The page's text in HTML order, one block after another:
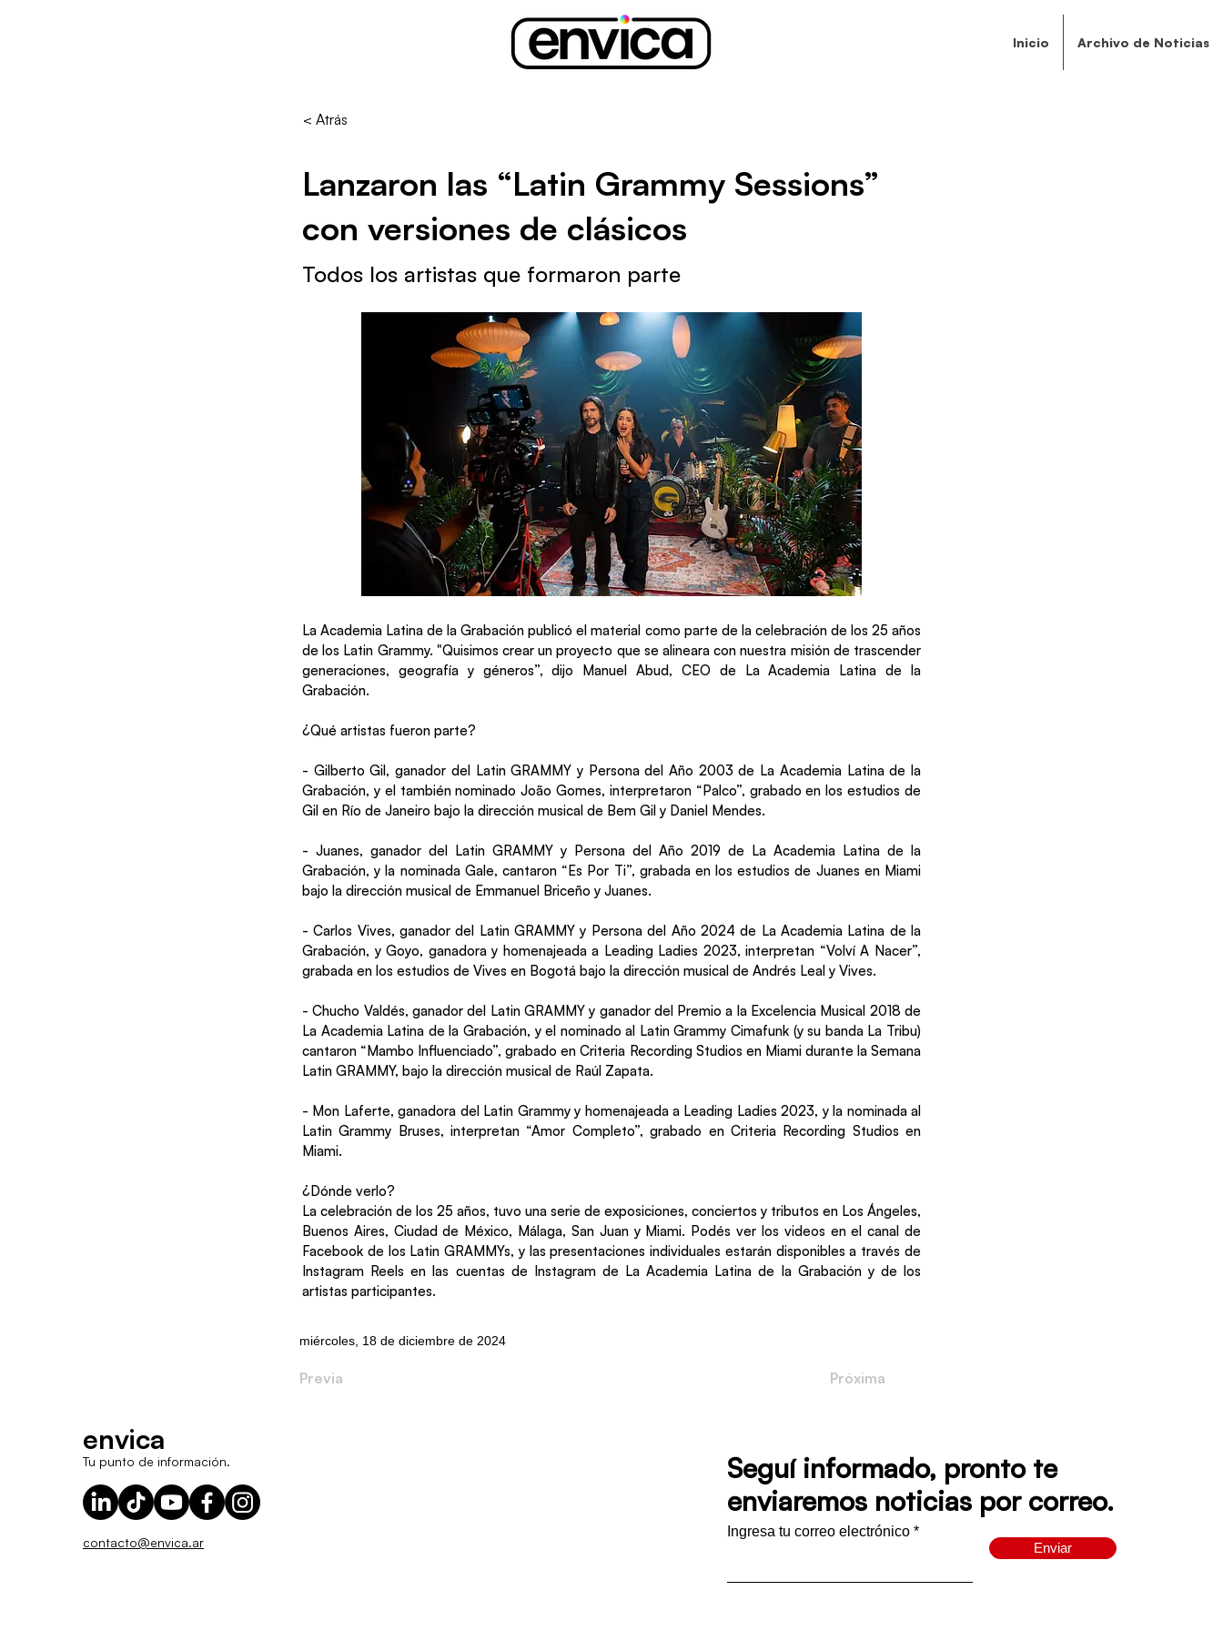
Inicio Archivo de Noticias
< Atrás
Lanzaron las “Latin Grammy Sessions”
con versiones de clásicos
Todos los artistas que formaron parte
La Academia Latina de la Grabación publicó el material como parte de la celebración de los 25 años
de los Latin Grammy. "Quisimos crear un proyecto que se alineara con nuestra misión de trascender
generaciones, geografía y géneros”, dijo Manuel Abud, CEO de La Academia Latina de la
Grabación.
¿Qué artistas fueron parte?
- Gilberto Gil, ganador del Latin GRAMMY y Persona del Año 2003 de La Academia Latina de la
Grabación, y el también nominado João Gomes, interpretaron “Palco”, grabado en los estudios de
Gil en Río de Janeiro bajo la dirección musical de Bem Gil y Daniel Mendes.
- Juanes, ganador del Latin GRAMMY y Persona del Año 2019 de La Academia Latina de la
Grabación, y la nominada Gale, cantaron “Es Por Ti”, grabada en los estudios de Juanes en Miami
bajo la dirección musical de Emmanuel Briceño y Juanes.
- Carlos Vives, ganador del Latin GRAMMY y Persona del Año 2024 de La Academia Latina de la
Grabación, y Goyo, ganadora y homenajeada a Leading Ladies 2023, interpretan “Volví A Nacer”,
grabada en los estudios de Vives en Bogotá bajo la dirección musical de Andrés Leal y Vives.
- Chucho Valdés, ganador del Latin GRAMMY y ganador del Premio a la Excelencia Musical 2018 de
La Academia Latina de la Grabación, y el nominado al Latin Grammy Cimafunk (y su banda La Tribu)
cantaron “Mambo Influenciado”, grabado en Criteria Recording Studios en Miami durante la Semana
Latin GRAMMY, bajo la dirección musical de Raúl Zapata.
- Mon Laferte, ganadora del Latin Grammy y homenajeada a Leading Ladies 2023, y la nominada al
Latin Grammy Bruses, interpretan “Amor Completo”, grabado en Criteria Recording Studios en
Miami.
¿Dónde verlo?
La celebración de los 25 años, tuvo una serie de exposiciones, conciertos y tributos en Los Ángeles,
Buenos Aires, Ciudad de México, Málaga, San Juan y Miami. Podés ver los videos en el canal de
Facebook de los Latin GRAMMYs, y las presentaciones individuales estarán disponibles a través de
Instagram Reels en las cuentas de Instagram de La Academia Latina de la Grabación y de los
artistas participantes.
miércoles, 18 de diciembre de 2024
Previa Próxima
envica
Tu punto de información.
contacto@envica.ar
Seguí informado, pronto te
enviaremos noticias por correo.
Ingresa tu correo electrónico
Enviar